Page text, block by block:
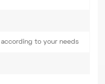
according to your needs